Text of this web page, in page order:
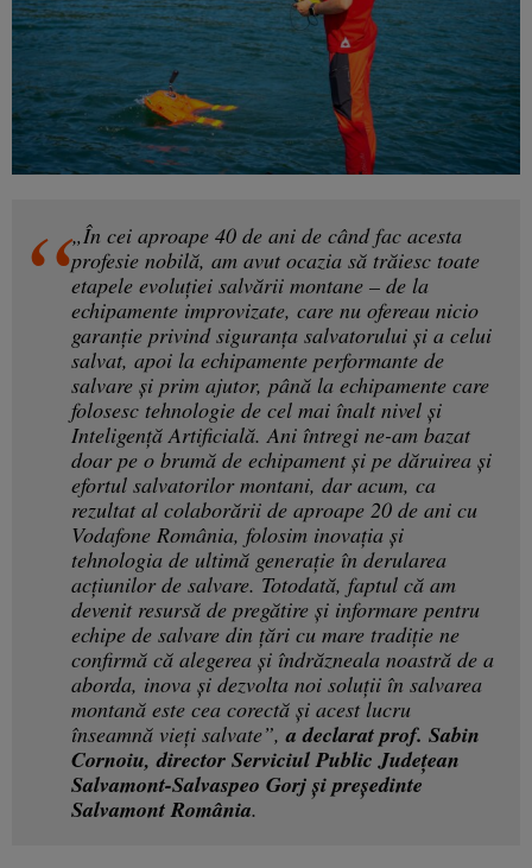
„În cei aproape 40 de ani de când fac acesta
profesie nobilă, am avut ocazia să trăiesc toate
etapele evoluției salvării montane – de la
echipamente improvizate, care nu ofereau nicio
garanție privind siguranța salvatorului și a celui
salvat, apoi la echipamente performante de
salvare și prim ajutor, până la echipamente care
folosesc tehnologie de cel mai înalt nivel și
Inteligență Artificială. Ani întregi ne-am bazat
doar pe o brumă de echipament și pe dăruirea și
efortul salvatorilor montani, dar acum, ca
rezultat al colaborării de aproape 20 de ani cu
Vodafone România, folosim inovația și
tehnologia de ultimă generație în derularea
acțiunilor de salvare. Totodată, faptul că am
devenit resursă de pregătire și informare pentru
echipe de salvare din țări cu mare tradiție ne
confirmă că alegerea și îndrăzneala noastră de a
aborda, inova și dezvolta noi soluții în salvarea
montană este cea corectă și acest lucru
înseamnă vieți salvate”,a declarat prof. Sabin
Cornoiu, director Serviciul Public Județean
Salvamont-Salvaspeo Gorj și președinte
Salvamont România.